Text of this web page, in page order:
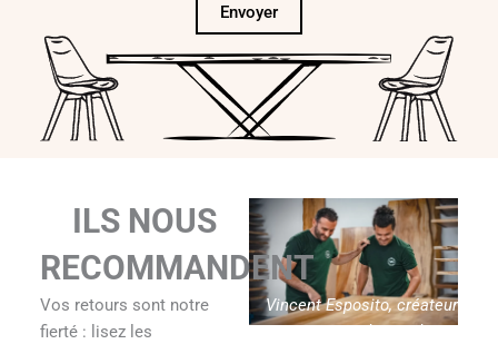
Envoyer
Vincent Esposito, créateur
de Vitadeco
ILS NOUS
RECOMMANDENT
Vos retours sont notre
fierté : lisez les